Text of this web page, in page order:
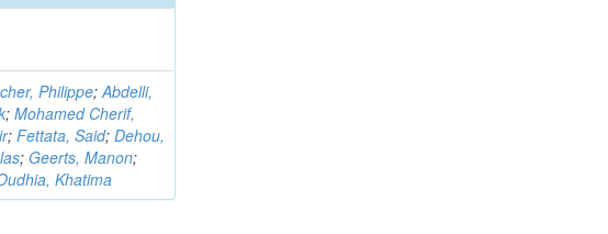
Philippe;Abdelli,
;Mohamed Cherif,
;Fettata, Said;Dehou,
; Geerts, Manon;
Khatima